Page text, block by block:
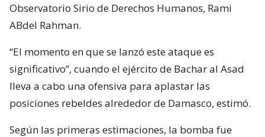
Observatorio Sirio de Derechos Humanos, Rami
ABdel Rahman.
“El momento en que se lanzó este ataque es
significativo”, cuando el ejército de Bachar al Asad
lleva a cabo una ofensiva para aplastar las
posiciones rebeldes alrededor de Damasco, estimó.
Según las primeras estimaciones, la bomba fue